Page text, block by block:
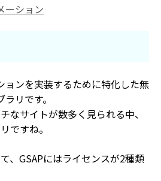
ーション
ョンを実装するために特化した無
リです。
なサイトが数多く見られる中、
ですね。
、GSAPにはライセンスが2種類